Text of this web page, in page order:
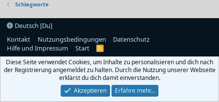
Schlagworte
Deutsch [Du]
Kontakt
Nutzungsbedingungen
Datenschutz
Hilfe und Impressum
Start
R
S
Diese Seite verwendet Cookies, um Inhalte zu personalisieren und dich nach
der Registrierung angemeldet zu halten. Durch die Nutzung unserer Webseite
erklärst du dich damit einverstanden.
Akzeptieren
Erfahre mehr…